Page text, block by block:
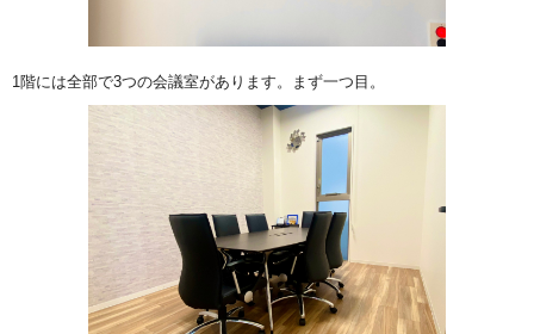
1階には全部で3つの会議室があります。まず一つ目。